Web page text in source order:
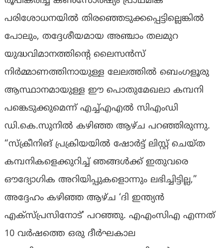
പരിശോധനയിൽ തിരഞ്ഞെടുക്കപ്പെട്ടില്ലെങ്കിൽ
പോലും, തദ്ദേശീയമായ അഞ്ചാം തലമുറ
യുദ്ധവിമാനത്തിൻ്റെ ലൈസൻസ്
നിർമ്മാണത്തിനായുള്ള ലേലത്തിൽ ബെംഗളൂരു
ആസ്ഥാനമായുള്ള ഈ പൊതുമേഖലാ കമ്പനി
പങ്കെടുക്കുമെന്ന് എച്ച്എഎൽ സിഎംഡി
ഡി.കെ.സുനിൽ കഴിഞ്ഞ ആഴ്ച പറഞ്ഞിരുന്നു.
“സ്ക്രീനിങ് പ്രക്രിയയിൽ ഷോർട്ട് ലിസ്റ്റ് ചെയ്ത
കമ്പനികളെക്കുറിച്ച് ഞങ്ങൾക്ക് ഇതുവരെ
ഔദ്യോഗിക അറിയിപ്പുകളൊന്നും ലഭിച്ചിട്ടില്ല,”
അദ്ദേഹം കഴിഞ്ഞ ആഴ്ച ‘ദി ഇന്ത്യൻ
എക്സ്പ്രസിനോട്’ പറഞ്ഞു. എഎംസിഎ എന്നത്
10 വർഷത്തെ ഒരു ദീർഘകാല